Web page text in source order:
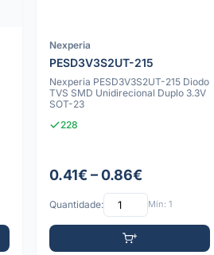
Nexperia
PESD3V3S2UT-215
Nexperia PESD3V3S2UT-215 Diodo
TVS SMD Unidirecional Duplo 3.3V
SOT-23
228
0.41€ – 0.86€
Quantidade: Mín: 1